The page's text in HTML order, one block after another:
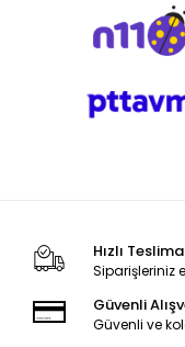
Hızlı
Siparişleriniz
Güvenli
Güvenli ve